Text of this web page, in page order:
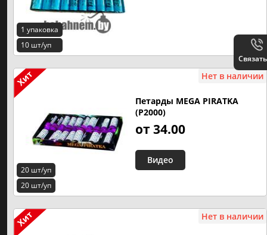
1 упаковка
10 шт/уп
20 шт/уп
20 шт/уп
Петарды MEGA PIRATKA
(P2000)
от 34.00
Нет в наличии
Видео
Нет в наличии